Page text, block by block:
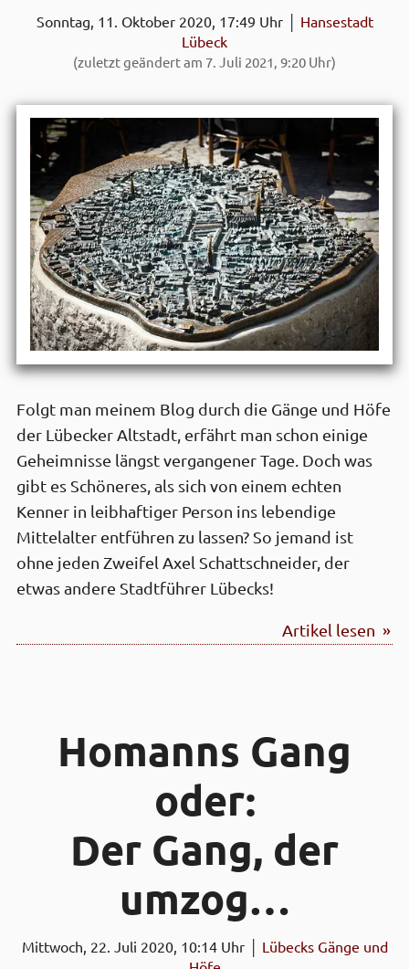
Sonntag, 11. Oktober 2020, 17:49 Uhr │ Hansestadt
Lübeck
(zuletzt geändert am 7. Juli 2021, 9:20 Uhr)
Folgt man meinem Blog durch die Gänge und Höfe
der Lübecker Altstadt, erfährt man schon einige
Geheimnisse längst vergangener Tage. Doch was
gibt es Schöneres, als sich von einem echten
Kenner in leibhaftiger Person ins lebendige
Mittelalter entführen zu lassen? So jemand ist
ohne jeden Zweifel Axel Schattschneider, der
etwas andere Stadtführer Lübecks!
Artikel lesen »
Homanns Gang
oder:
Der Gang, der
umzog…
Mittwoch, 22. Juli 2020, 10:14 Uhr │ Lübecks Gänge und